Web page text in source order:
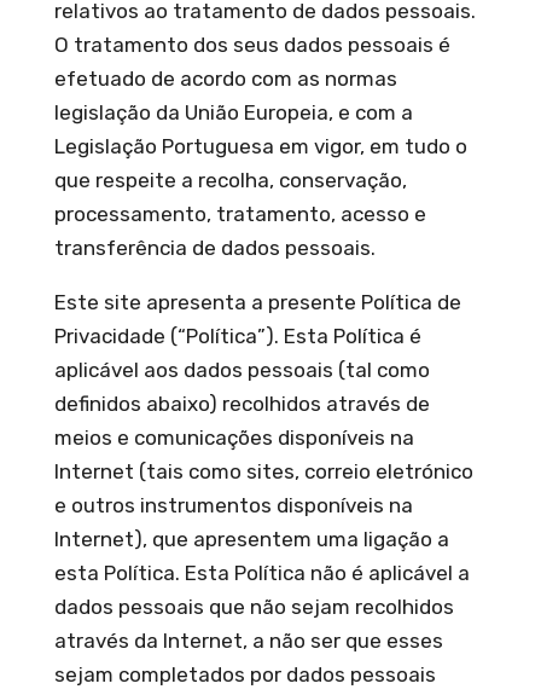
relativos ao tratamento de dados pessoais.
O tratamento dos seus dados pessoais é
efetuado de acordo com as normas
legislação da União Europeia, e com a
Legislação Portuguesa em vigor, em tudo o
que respeite a recolha, conservação,
processamento, tratamento, acesso e
transferência de dados pessoais.
Este site apresenta a presente Política de
Privacidade (“Política”). Esta Política é
aplicável aos dados pessoais (tal como
definidos abaixo) recolhidos através de
meios e comunicações disponíveis na
Internet (tais como sites, correio eletrónico
e outros instrumentos disponíveis na
Internet), que apresentem uma ligação a
esta Política. Esta Política não é aplicável a
dados pessoais que não sejam recolhidos
através da Internet, a não ser que esses
sejam completados por dados pessoais